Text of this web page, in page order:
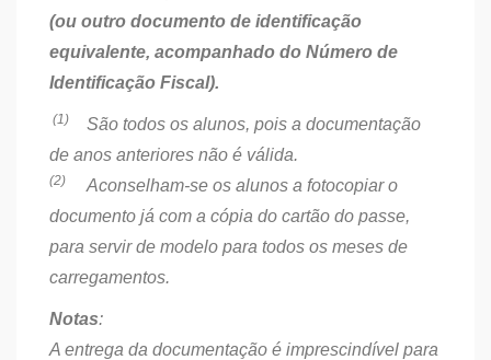
(ou outro documento de identificação
equivalente, acompanhado do Número de
Identificação Fiscal).
(1)
São todos os alunos, pois a documentação
de anos anteriores não é válida.
(2)
Aconselham-se os alunos a fotocopiar o
documento já com a cópia do cartão do passe,
para servir de modelo para todos os meses de
carregamentos.
Notas:
A entrega da documentação é imprescindível para